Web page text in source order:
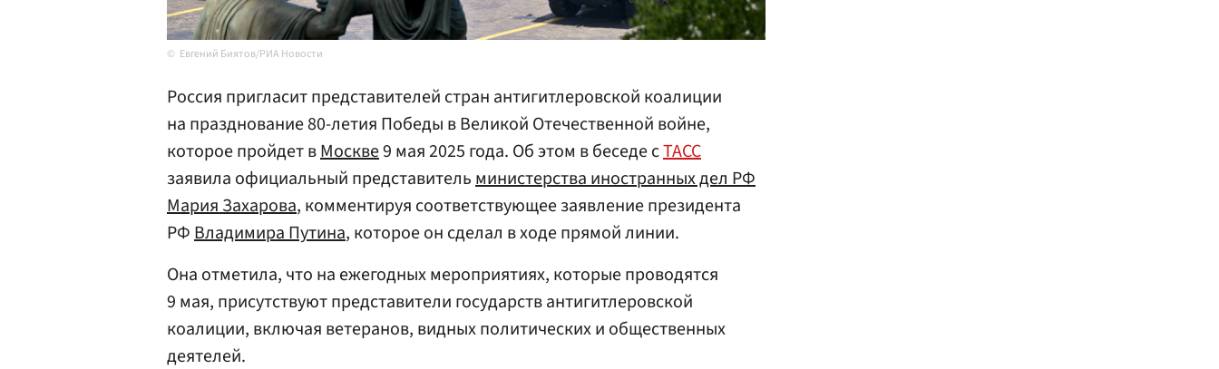
Евгений Биятов/РИА Новости
Россия пригласит представителей стран антигитлеровской коалиции
на празднование 80-летия Победы в Великой Отечественной войне,
которое пройдет вМоскве9 мая 2025 года. Об этом в беседе сТАСС
заявила официальный представительминистерства иностранных делРФ
Мария Захарова, комментируя соответствующее заявление президента
РФВладимира Путина, которое он сделал в ходе прямой линии.
Она отметила, что на ежегодных мероприятиях, которые проводятся
9 мая, присутствуют представители государств антигитлеровской
коалиции, включая ветеранов, видных политических и общественных
деятелей.